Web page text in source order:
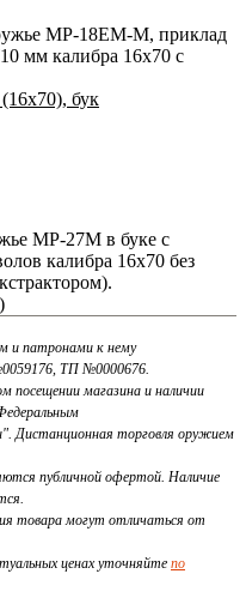
MP-18EM-M, приклад
мм калибра 16х70 с
бук
MP-27M в буке с
калибра 16х70 без
и патронами к нему
ТП №0000676.
посещении магазина и наличии
Дистанционная торговля оружием
публичной офертой. Наличие
товара могут отличаться от
ценах уточняйте по